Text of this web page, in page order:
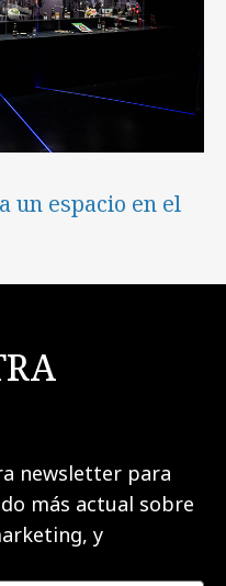
un espacio en el
newsletter para
más actual sobre
y